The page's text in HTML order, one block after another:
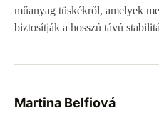
műanyag tüskékről, amelyek
biztosítják a hosszú távú
Martina Belfiová